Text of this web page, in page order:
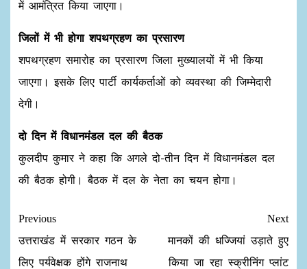
में आमंत्रित किया जाएगा।
जिलों में भी होगा शपथग्रहण का प्रसारण
शपथग्रहण समारोह का प्रसारण जिला मुख्यालयों में भी किया
जाएगा। इसके लिए पार्टी कार्यकर्ताओं को व्यवस्था की जिम्मेदारी
देगी।
दो दिन में विधानमंडल दल की बैठक
कुलदीप कुमार ने कहा कि अगले दो-तीन दिन में विधानमंडल दल
की बैठक होगी। बैठक में दल के नेता का चयन होगा।
Previous
उत्तराखंड में सरकार गठन के
लिए पर्यवेक्षक होंगे राजनाथ
Next
मानकों की धज्जियां उड़ाते हुए
किया जा रहा स्क्रीनिंग प्लांट